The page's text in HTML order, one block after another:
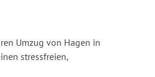
Umzug von Hagen in
stressfreien,